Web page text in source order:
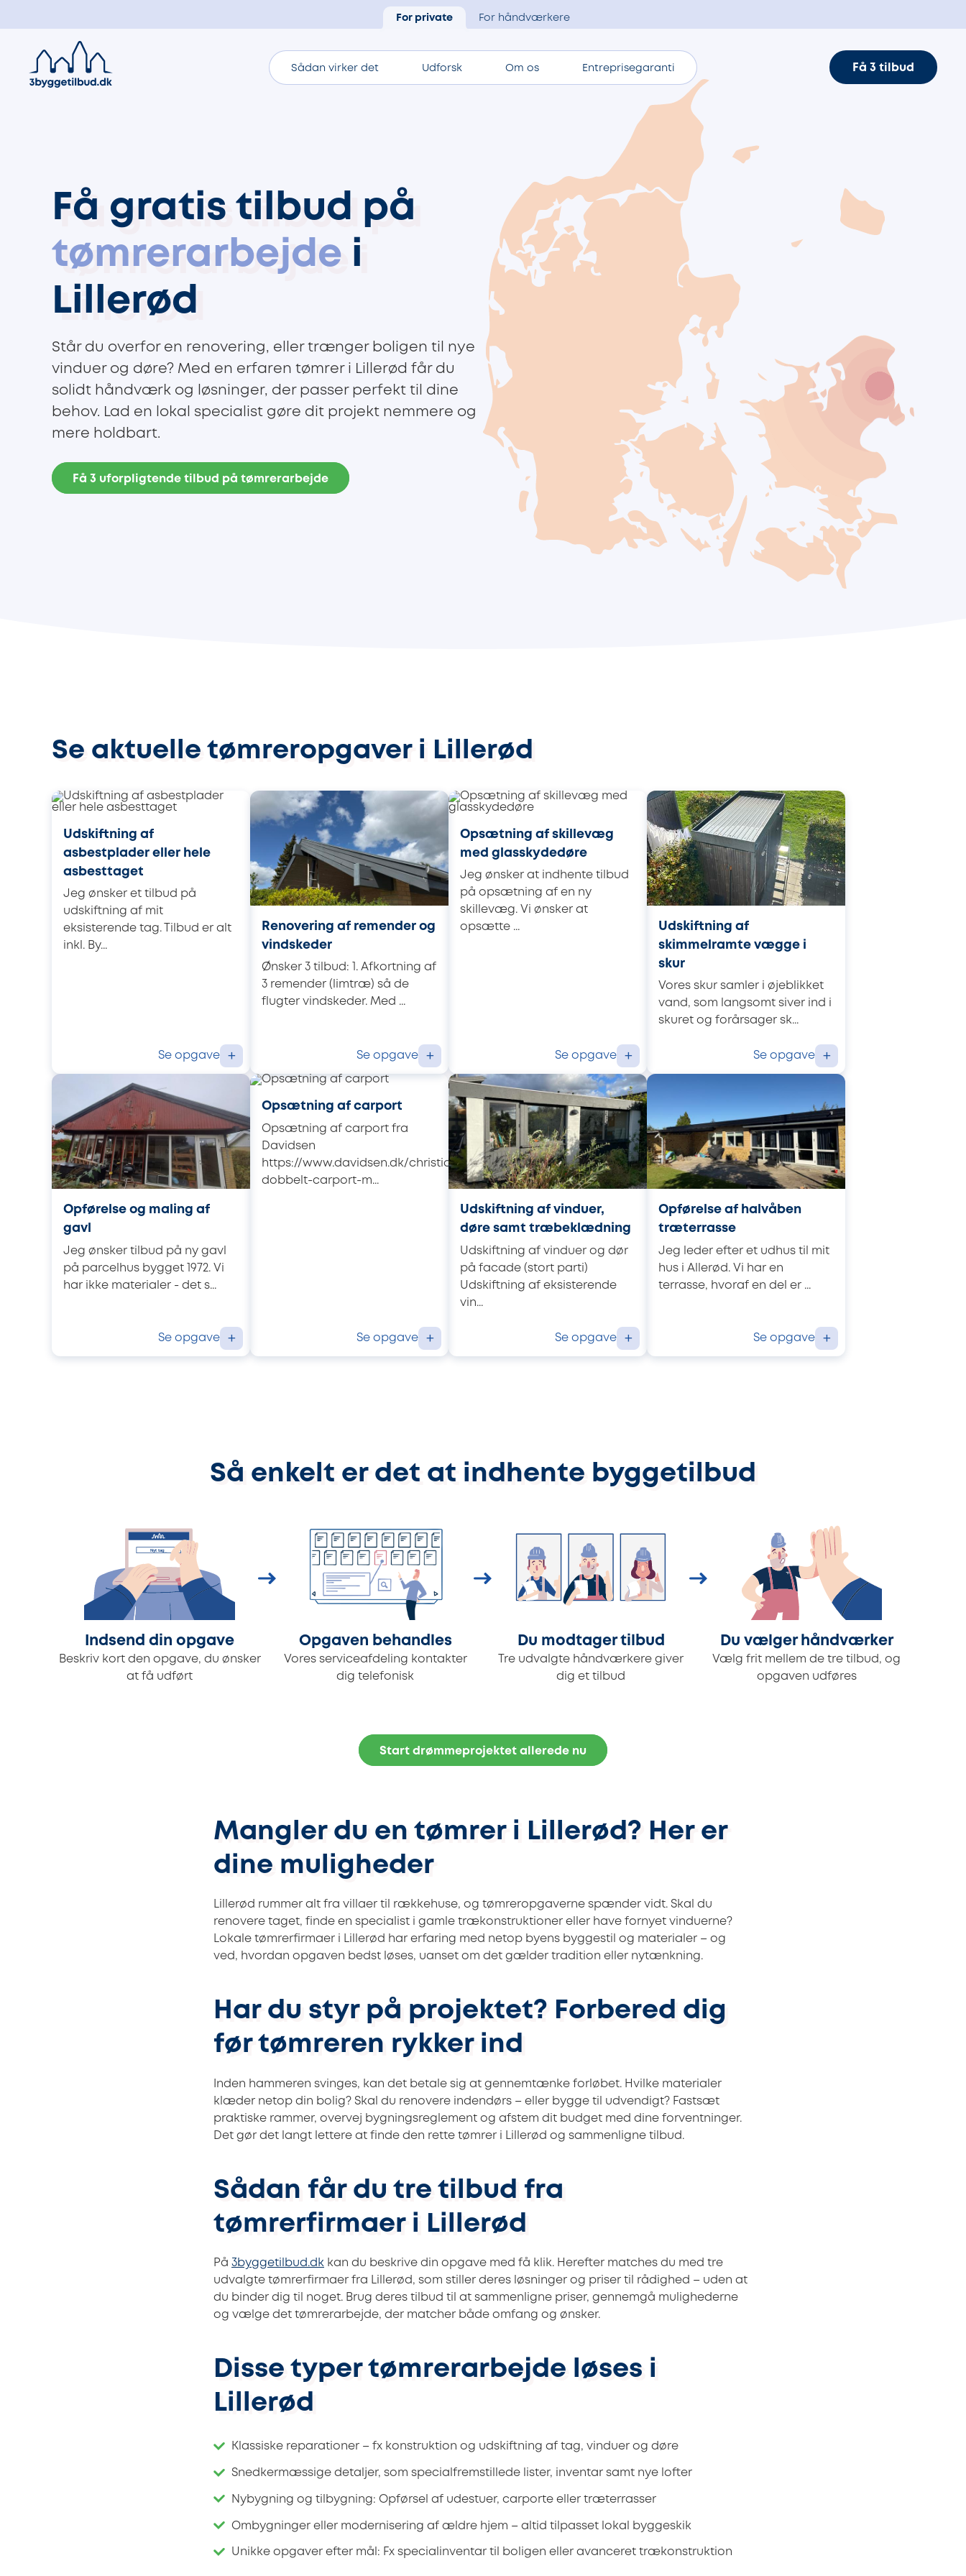
For private For håndværkere
Sådan virker det Udforsk Om os Entreprisegaranti Få 3 tilbud
Få gratis tilbud på
tømrerarbejde i
Lillerød
Står du overfor en renovering, eller trænger boligen til nye
vinduer og døre? Med en erfaren tømrer i Lillerød får du
solidt håndværk og løsninger, der passer perfekt til dine
behov. Lad en lokal specialist gøre dit projekt nemmere og
mere holdbart.
Få 3 uforpligtende tilbud på tømrerarbejde
Se aktuelle tømreropgaver i Lillerød
Udskiftning af
asbestplader eller hele
asbesttaget
Jeg ønsker et tilbud på
udskiftning af mit
eksisterende tag. Tilbud er alt
inkl. By...
Se opgave +
Renovering af remender og
vindskeder
Ønsker 3 tilbud: 1. Afkortning af
3 remender (limtræ) så de
flugter vindskeder. Med ...
Se opgave +
Opsætning af skillevæg
med glasskydedøre
Jeg ønsker at indhente tilbud
på opsætning af en ny
skillevæg. Vi ønsker at
opsætte ...
Se opgave +
Udskiftning af
skimmelramte vægge i
skur
Vores skur samler i øjeblikket
vand, som langsomt siver ind i
skuret og forårsager sk...
Se opgave +
Opførelse og maling af
gavl
Jeg ønsker tilbud på ny gavl
på parcelhus bygget 1972. Vi
har ikke materialer - det s...
Se opgave +
Opsætning af carport
Opsætning af carport fra
Davidsen
https://www.davidsen.dk/christian-
dobbelt-carport-m...
Se opgave +
Udskiftning af vinduer,
døre samt træbeklædning
Udskiftning af vinduer og dør
på facade (stort parti)
Udskiftning af eksisterende
vin...
Se opgave +
Opførelse af halvåben
træterrasse
Jeg leder efter et udhus til mit
hus i Allerød. Vi har en
terrasse, hvoraf en del er ...
Se opgave +
Så enkelt er det at indhente byggetilbud
Indsend din opgave
Beskriv kort den opgave, du ønsker
at få udført
Opgaven behandles
Vores serviceafdeling kontakter
dig telefonisk
Du modtager tilbud
Tre udvalgte håndværkere giver
dig et tilbud
Du vælger håndværker
Vælg frit mellem de tre tilbud, og
opgaven udføres
Start drømmeprojektet allerede nu
Mangler du en tømrer i Lillerød? Her er
dine muligheder
Lillerød rummer alt fra villaer til rækkehuse, og tømreropgaverne spænder vidt. Skal du
renovere taget, finde en specialist i gamle trækonstruktioner eller have fornyet vinduerne?
Lokale tømrerfirmaer i Lillerød har erfaring med netop byens byggestil og materialer – og
ved, hvordan opgaven bedst løses, uanset om det gælder tradition eller nytænkning.
Har du styr på projektet? Forbered dig
før tømreren rykker ind
Inden hammeren svinges, kan det betale sig at gennemtænke forløbet. Hvilke materialer
klæder netop din bolig? Skal du renovere indendørs – eller bygge til udvendigt? Fastsæt
praktiske rammer, overvej bygningsreglement og afstem dit budget med dine forventninger.
Det gør det langt lettere at finde den rette tømrer i Lillerød og sammenligne tilbud.
Sådan får du tre tilbud fra
tømrerfirmaer i Lillerød
På 3byggetilbud.dk kan du beskrive din opgave med få klik. Herefter matches du med tre
udvalgte tømrerfirmaer fra Lillerød, som stiller deres løsninger og priser til rådighed – uden at
du binder dig til noget. Brug deres tilbud til at sammenligne priser, gennemgå mulighederne
og vælge det tømrerarbejde, der matcher både omfang og ønsker.
Disse typer tømrerarbejde løses i
Lillerød
Klassiske reparationer – fx konstruktion og udskiftning af tag, vinduer og døre
Snedkermæssige detaljer, som specialfremstillede lister, inventar samt nye lofter
Nybygning og tilbygning: Opførsel af udestuer, carporte eller træterrasser
Ombygninger eller modernisering af ældre hjem – altid tilpasset lokal byggeskik
Unikke opgaver efter mål: Fx specialinventar til boligen eller avanceret trækonstruktion